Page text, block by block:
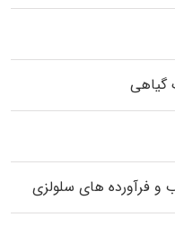
گیاهی
فرآورده‌ های سلولزی